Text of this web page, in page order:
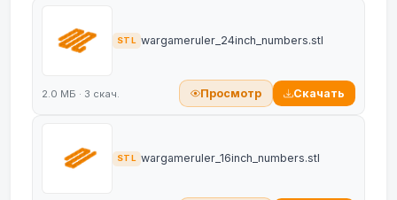
STL wargameruler_24inch_numbers.stl
2.0 МБ · 3 скач. Просмотр Скачать
STL wargameruler_16inch_numbers.stl